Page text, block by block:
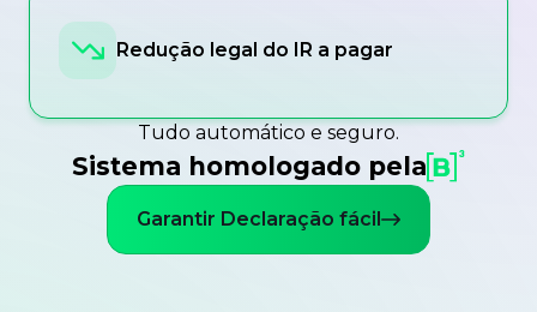
Redução legal do IR a pagar
Tudo automático e seguro.
Sistema homologado pela
Garantir Declaração fácil